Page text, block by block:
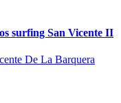
surfing San Vicente II
De La Barquera